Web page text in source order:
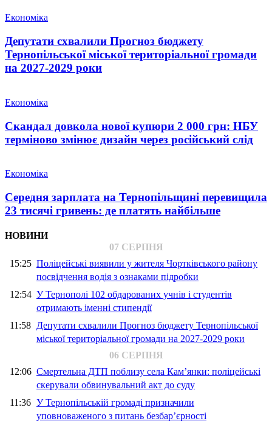
Економіка
Депутати схвалили Прогноз бюджету
Тернопільської міської територіальної громади
на 2027-2029 роки
Економіка
Скандал довкола нової купюри 2 000 грн: НБУ
терміново змінює дизайн через російський слід
Економіка
Середня зарплата на Тернопільщині перевищила
23 тисячі гривень: де платять найбільше
НОВИНИ
07 СЕРПНЯ
15:25 Поліцейські виявили у жителя Чортківського району
посвідчення водія з ознаками підробки
12:54 У Тернополі 102 обдарованих учнів і студентів
отримають іменні стипендії
11:58 Депутати схвалили Прогноз бюджету Тернопільської
міської територіальної громади на 2027-2029 роки
06 СЕРПНЯ
12:06 Смертельна ДТП поблизу села Кам’янки: поліцейські
скерували обвинувальний акт до суду
11:36 У Тернопільській громаді призначили
уповноваженого з питань безбар’єрності